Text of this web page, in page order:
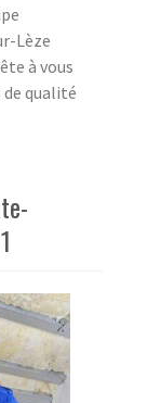
Lèze
à vous
de qualité